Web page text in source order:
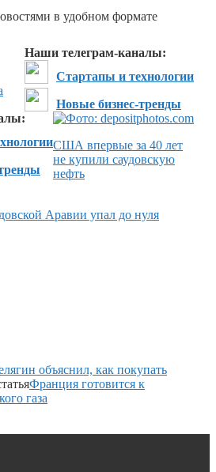
в удобном формате
Наши телеграм-каналы:
Стартапы и технологии
Новые бизнес-тренды
США впервые за 40 лет
не купили саудовскую
нефть
Аравии упал до нуля
объяснил, как покупать
Франция готовится к
газа